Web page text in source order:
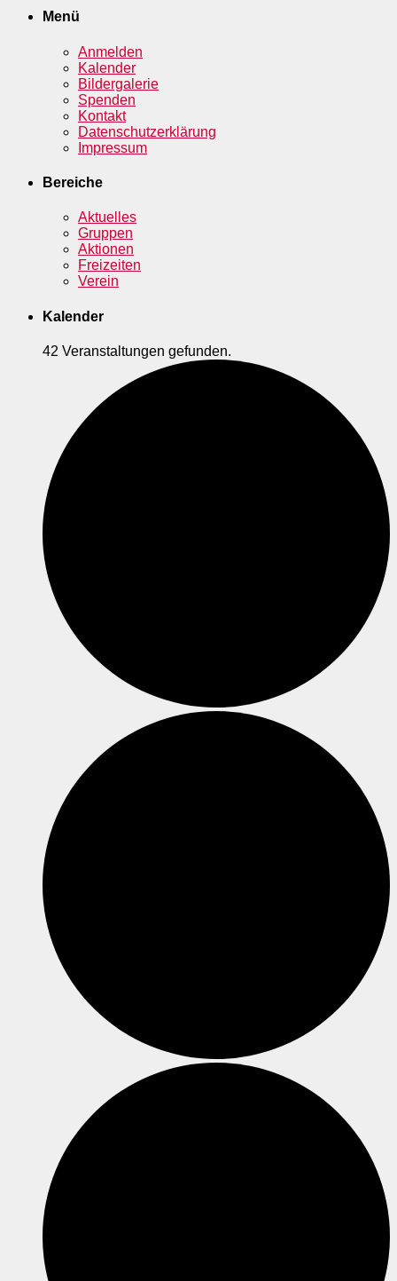
Menü
Anmelden
Kalender
Bildergalerie
Spenden
Kontakt
Datenschutzerklärung
Impressum
Bereiche
Aktuelles
Gruppen
Aktionen
Freizeiten
Verein
Kalender
42 Veranstaltungen gefunden.